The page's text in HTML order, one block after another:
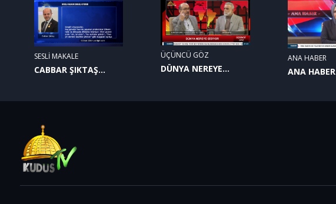
SESLİ MAKALE
CABBAR ŞIKTAŞ
ÜÇÜNCÜ GÖZ
DÜNYA NEREYE
ANA HABER
ANA HABER